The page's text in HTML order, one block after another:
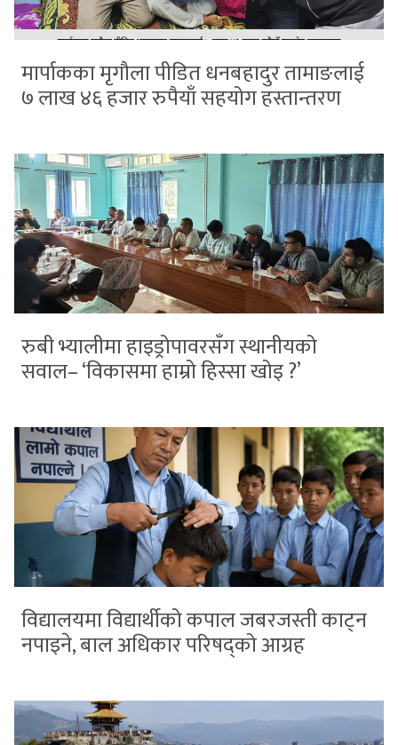
मार्पाकका मृगौला पीडित धनबहादुर तामाङलाई
७ लाख ४६ हजार रुपैयाँ सहयोग हस्तान्तरण
रुबी भ्यालीमा हाइड्रोपावरसँग स्थानीयको
सवाल– ‘विकासमा हाम्रो हिस्सा खोइ ?’
विद्यालयमा विद्यार्थीको कपाल जबरजस्ती काट्न
नपाइने, बाल अधिकार परिषद्को आग्रह